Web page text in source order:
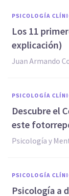
PSICOLOGÍA
​Los 11
explicación)
Juan Armando
PSICOLOGÍA
Descubre el
este
Psicología y
PSICOLOGÍA
Psicología a